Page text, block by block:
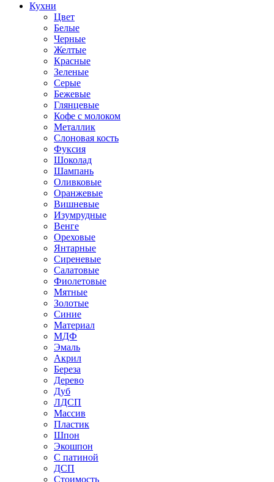
Кухни
Цвет
Белые
Черные
Желтые
Красные
Зеленые
Серые
Бежевые
Глянцевые
Кофе с молоком
Металлик
Слоновая кость
Фуксия
Шоколад
Шампань
Оливковые
Оранжевые
Вишневые
Изумрудные
Венге
Ореховые
Янтарные
Сиреневые
Салатовые
Фиолетовые
Мятные
Золотые
Синие
Материал
МДФ
Эмаль
Акрил
Береза
Дерево
Дуб
ЛДСП
Массив
Пластик
Шпон
Экошпон
С патиной
ДСП
Стоимость